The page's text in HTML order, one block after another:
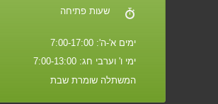
שעות פתיחה
ימים א'-ה': 7:00-17:00
ימי ו' וערבי חג: 7:00-13:00
המשתלה שומרת שבת